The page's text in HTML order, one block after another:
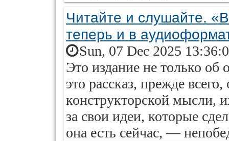
Читайте и слушайте.
теперь и в
Sun, 07 Dec 2025
Это издание не только об
это рассказ, прежде
конструкторской мысли,
за свои идеи, которые
она есть сейчас, —